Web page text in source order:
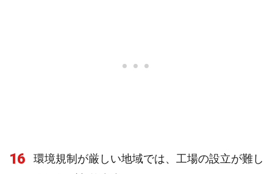
16
環境規制が厳しい地域では、工場の設立が難し